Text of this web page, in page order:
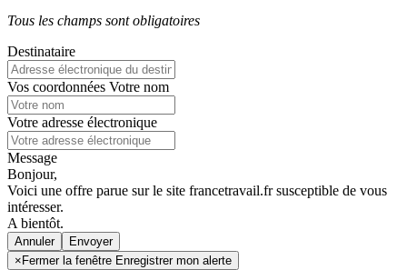
Tous les champs sont obligatoires
Destinataire
Vos coordonnées Votre nom
Votre adresse électronique
Message
Bonjour,
Voici une offre parue sur le site francetravail.fr susceptible de vous
intéresser.
A bientôt.
Annuler
× Fermer la fenêtre Enregistrer mon alerte